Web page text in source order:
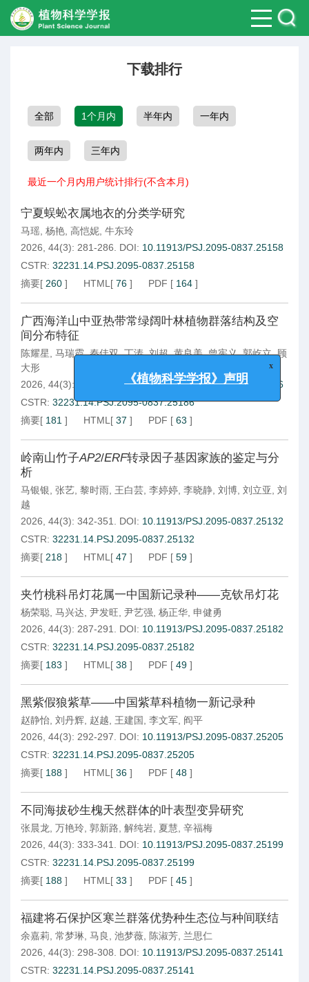
下载排行
全部 1个月内 半年内 一年内
两年内 三年内
最近一个月内用户统计排行(不含本月)
宁夏蜈蚣衣属地衣的分类学研究
马瑶 杨艳 高恺妮 牛东玲
2026, 44(3): 281-286.
DOI: 10.11913/PSJ.2095-0837.25158
CSTR: 32231.14.PSJ.2095-0837.25158
摘要[ 260 ] HTML [ 76 ] PDF [ 164 ]
广西海洋山中亚热带常绿阔叶林植物群落结构及空
间分布特征
陈耀星 马瑞霞,秦佳双,丁涛,刘超,黄良美,曾宪义,郭屹立,顾
大形
2026, 44(3): 309-321.
DOI:10.11913/PSJ.2095-0837.25186
CSTR: 32231.14.PSJ.2095-0837.25186
摘要[ 181 ] HTML [ 37 ] PDF [ 63 ]
岭南山竹子AP2/ERF转录因子基因家族的鉴定与分
析
马银银 张艺 黎时雨 王白芸 李婷婷 李晓静 刘博 刘立亚 刘
越
2026, 44(3): 342-351.
DOI: 10.11913/PSJ.2095-0837.25132
CSTR: 32231.14.PSJ.2095-0837.25132
摘要[ 218 ] HTML [ 47 ] PDF [ 59 ]
夹竹桃科吊灯花属一中国新记录种——克钦吊灯花
杨荣聪 马兴达 尹发旺 尹艺强 杨正华 申健勇
2026, 44(3): 287-291.
DOI: 10.11913/PSJ.2095-0837.25182
CSTR: 32231.14.PSJ.2095-0837.25182
摘要[ 183 ] HTML [ 38 ] PDF [ 49 ]
黑紫假狼紫草——中国紫草科植物一新记录种
赵静怡 刘丹辉 赵越 王建国 李文军 阎平
2026, 44(3): 292-297.
DOI: 10.11913/PSJ.2095-0837.25205
CSTR: 32231.14.PSJ.2095-0837.25205
摘要[ 188 ] HTML [ 36 ] PDF [ 48 ]
不同海拔砂生槐天然群体的叶表型变异研究
张晨龙 万艳玲 郭新路 解纯岩 夏慧 辛福梅
2026, 44(3): 333-341.
DOI: 10.11913/PSJ.2095-0837.25199
CSTR: 32231.14.PSJ.2095-0837.25199
摘要[ 188 ] HTML [ 33 ] PDF [ 45 ]
福建将石保护区寒兰群落优势种生态位与种间联结
余嘉莉 常梦琳 马良 池梦薇 陈淑芳 兰思仁
2026, 44(3): 298-308.
DOI: 10.11913/PSJ.2095-0837.25141
CSTR: 32231.14.PSJ.2095-0837.25141
x